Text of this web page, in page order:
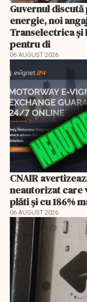
Guvernul
energie, noi
Transelectrica
pentru di
06 AUGUST 2026
CNAIR
neautorizat care
plăti și cu 186%
06 AUGUST 2026